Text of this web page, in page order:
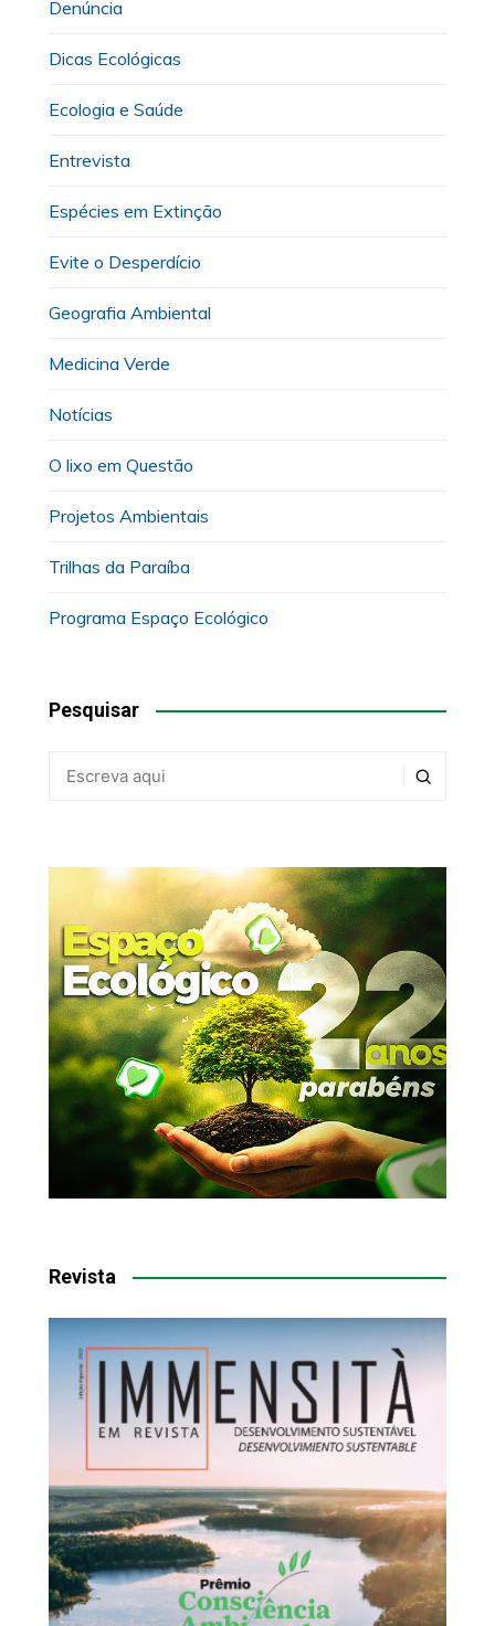
Denúncia
Dicas Ecológicas
Ecologia e Saúde
Entrevista
Espécies em Extinção
Evite o Desperdício
Geografia Ambiental
Medicina Verde
Notícias
O lixo em Questão
Projetos Ambientais
Trilhas da Paraíba
Programa Espaço Ecológico
Pesquisar
Revista